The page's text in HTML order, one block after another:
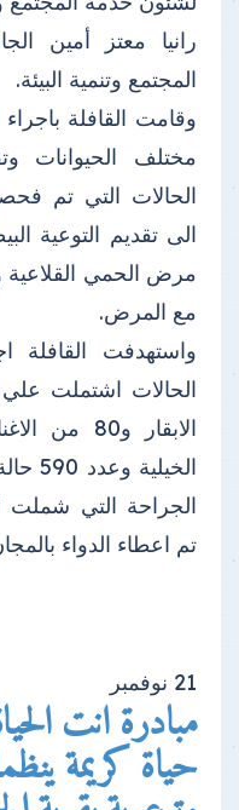
رانيا معتز أمين
المجتمع وتنمية البيئة.
وقامت القافلة
مختلف الحيوانات
الحالات التي تم
الى تقديم التوعية
مرض الحمي القلاعية
مع المرض.
واستهدفت
الجراحة التي شملت
تم اعطاء الدواء
21 نوفمبر
مبادرة انت
حياة كريمة